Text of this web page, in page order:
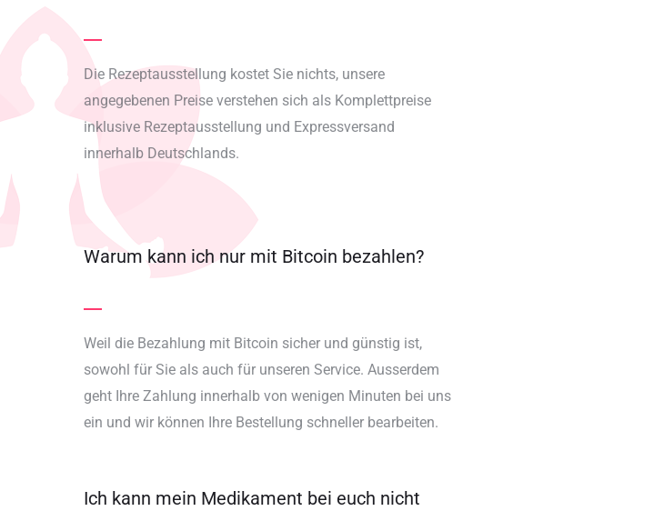
Die Rezeptausstellung kostet Sie nichts, unsere
angegebenen Preise verstehen sich als Komplettpreise
inklusive Rezeptausstellung und Expressversand
innerhalb Deutschlands.
Warum kann ich nur mit Bitcoin bezahlen?
Weil die Bezahlung mit Bitcoin sicher und günstig ist,
sowohl für Sie als auch für unseren Service. Ausserdem
geht Ihre Zahlung innerhalb von wenigen Minuten bei uns
ein und wir können Ihre Bestellung schneller bearbeiten.
Ich kann mein Medikament bei euch nicht